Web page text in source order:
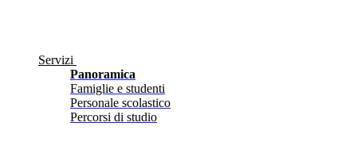
Servizi
Panoramica
Famiglie e studenti
Personale scolastico
Percorsi di studio